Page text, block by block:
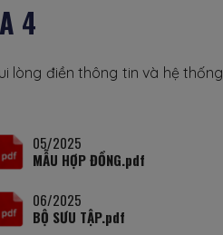
4
lòng điền thông tin và hệ thống
05/2025
MẪU HỢP ĐỒNG.pdf
06/2025
BỘ SƯU TẬP.pdf